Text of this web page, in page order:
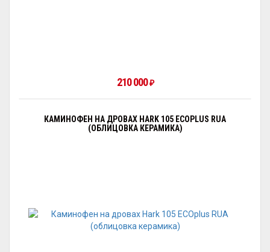
210 000₽
КАМИНОФЕН НА ДРОВАХ HARK 105 ECOPLUS RUA
(ОБЛИЦОВКА КЕРАМИКА)